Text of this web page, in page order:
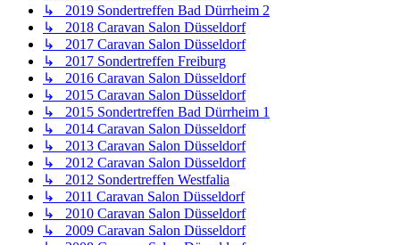
↳ 2019 Sondertreffen Bad Dürrheim 2
↳ 2018 Caravan Salon Düsseldorf
↳ 2017 Caravan Salon Düsseldorf
↳ 2017 Sondertreffen Freiburg
↳ 2016 Caravan Salon Düsseldorf
↳ 2015 Caravan Salon Düsseldorf
↳ 2015 Sondertreffen Bad Dürrheim 1
↳ 2014 Caravan Salon Düsseldorf
↳ 2013 Caravan Salon Düsseldorf
↳ 2012 Caravan Salon Düsseldorf
↳ 2012 Sondertreffen Westfalia
↳ 2011 Caravan Salon Düsseldorf
↳ 2010 Caravan Salon Düsseldorf
↳ 2009 Caravan Salon Düsseldorf